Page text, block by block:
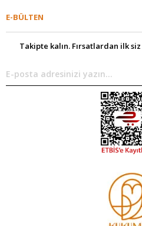
E-BÜLTEN
Takipte kalın. Fırsatlardan ilk